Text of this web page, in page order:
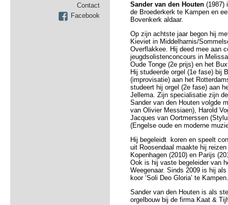
Contact
Facebook
Sander van den Houten(1987)
de Broederkerk te Kampen en
Bovenkerk aldaar.
Op zijn achtste jaar begon hij
Kieviet in Middelharnis/
Overflakkee. Hij deed mee aan
jeugdsolistenconcours in
Oude Tonge (2e prijs) en het
Hij studeerde orgel (1e fase) bij
(improvisatie) aan het
studeert hij orgel (2e fase) aan
Jellema. Zijn specialisatie zijn
Sander van den Houten volgde
van Olivier Messiaen), Harold
Jacques van Oortmerssen
(Engelse oude en moderne
Hij begeleidt koren en speelt
uit Roosendaal maakte hij
Kopenhagen (2010) en Parijs
Ook is hij vaste begeleider van
Weegenaar. Sinds 2009 is hij
koor ‘Soli Deo Gloria’ te Kampen.
Sander van den Houten is als
orgelbouw bij de firma Kaat &